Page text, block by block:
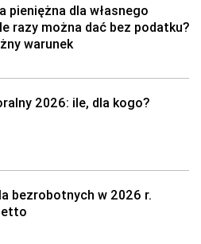
pieniężna dla własnego
razy można dać bez podatku?
warunek
2026: ile, dla kogo?
bezrobotnych w 2026 r.